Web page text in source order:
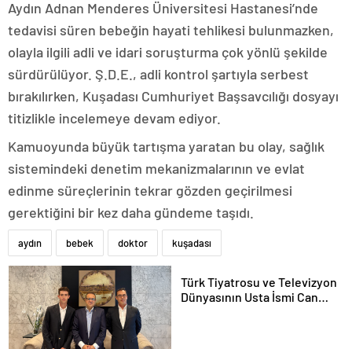
Aydın Adnan Menderes Üniversitesi Hastanesi’nde
tedavisi süren bebeğin hayati tehlikesi bulunmazken,
olayla ilgili adli ve idari soruşturma çok yönlü şekilde
sürdürülüyor. Ş.D.E., adli kontrol şartıyla serbest
bırakılırken, Kuşadası Cumhuriyet Başsavcılığı dosyayı
titizlikle incelemeye devam ediyor.
Kamuoyunda büyük tartışma yaratan bu olay, sağlık
sistemindeki denetim mekanizmalarının ve evlat
edinme süreçlerinin tekrar gözden geçirilmesi
gerektiğini bir kez daha gündeme taşıdı.
aydın bebek doktor kuşadası
Türk Tiyatrosu ve Televizyon
Dünyasının Usta İsmi Can